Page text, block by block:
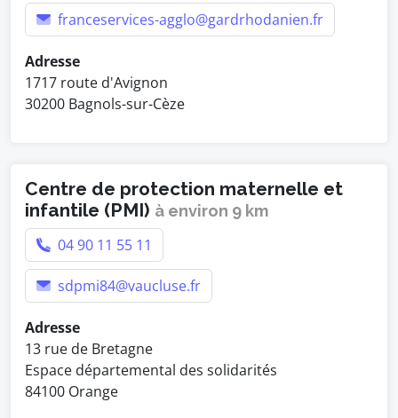
franceservices-agglo@gardrhodanien.fr
Adresse
1717 route d'Avignon
30200 Bagnols-sur-Cèze
Centre de protection maternelle et
infantile (PMI) à environ 9 km
04 90 11 55 11
sdpmi84@vaucluse.fr
Adresse
13 rue de Bretagne
Espace départemental des solidarités
84100 Orange